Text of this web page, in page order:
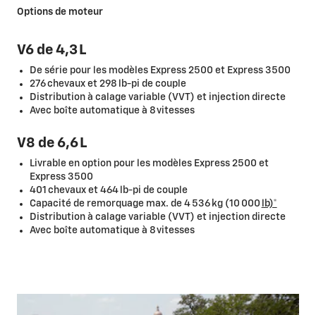
Options de moteur
V6 de 4,3 L
De série pour les modèles Express 2500 et Express 3500
276 chevaux et 298 lb-pi de couple
Distribution à calage variable (VVT) et injection directe
Avec boîte automatique à 8 vitesses
V8 de 6,6 L
Livrable en option pour les modèles Express 2500 et
Express 3500
401 chevaux et 464 lb-pi de couple
Capacité de remorquage max. de 4 536 kg (10 000
lb)*
Distribution à calage variable (VVT) et injection directe
Avec boîte automatique à 8 vitesses